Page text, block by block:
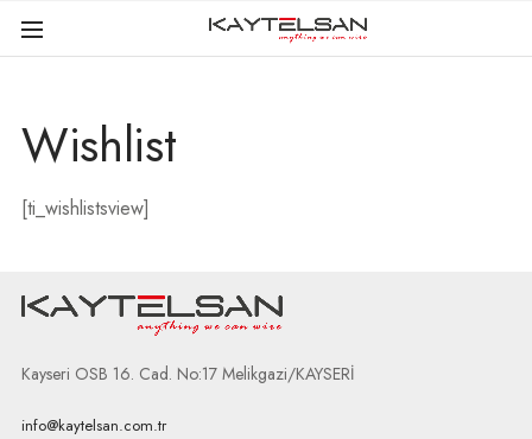
Wishlist
[ti_wishlistsview]
Kayseri OSB 16. Cad. No:17 Melikgazi/KAYSERİ
info@kaytelsan.com.tr